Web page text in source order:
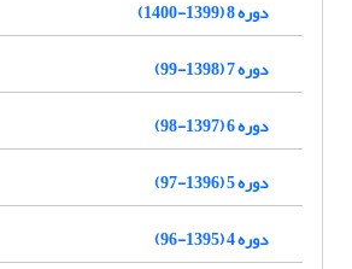
دوره 8 (1399-1400)
دوره 7 (1398-99)
دوره 6 (1397-98)
دوره 5 (1396-97)
دوره 4 (1395-96)